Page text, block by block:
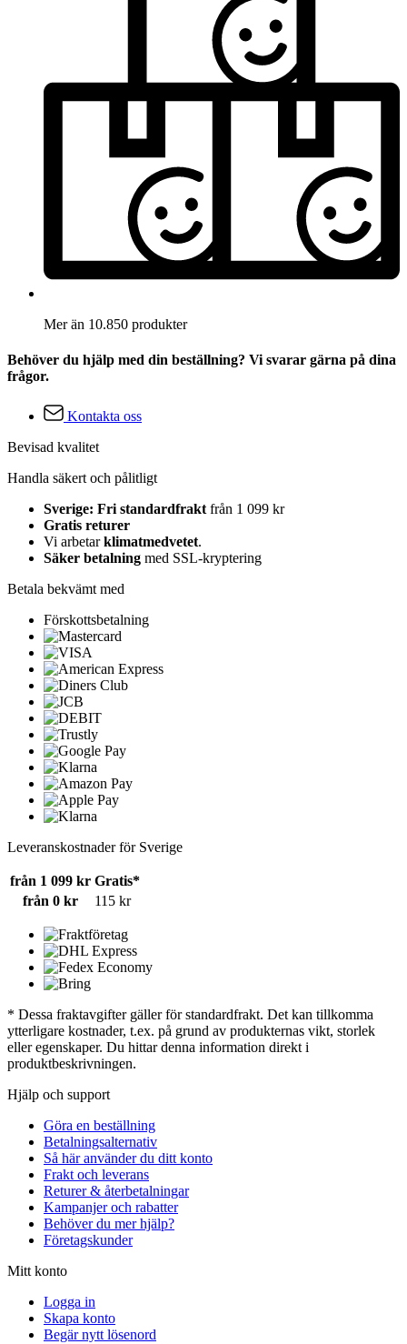
Mer än 10.850 produkter
Behöver du hjälp med din beställning? Vi svarar gärna på dina
frågor.
Kontakta oss
Bevisad kvalitet
Handla säkert och pålitligt
Sverige: Fri standardfrakt från 1 099 kr
Gratis returer
Vi arbetarklimatmedvetet.
Säker betalning med SSL-kryptering
Betala bekvämt med
Förskottsbetalning
Leveranskostnader för Sverige
från 1 099 kr Gratis*
från 0 kr
115 kr
* Dessa fraktavgifter gäller för standardfrakt. Det kan tillkomma
ytterligare kostnader, t.ex. på grund av produkternas vikt, storlek
eller egenskaper. Du hittar denna information direkt i
produktbeskrivningen.
Hjälp och support
Göra en beställning
Betalningsalternativ
Så här använder du ditt konto
Frakt och leverans
Returer & återbetalningar
Kampanjer och rabatter
Behöver du mer hjälp?
Företagskunder
Mitt konto
Logga in
Skapa konto
Begär nytt lösenord